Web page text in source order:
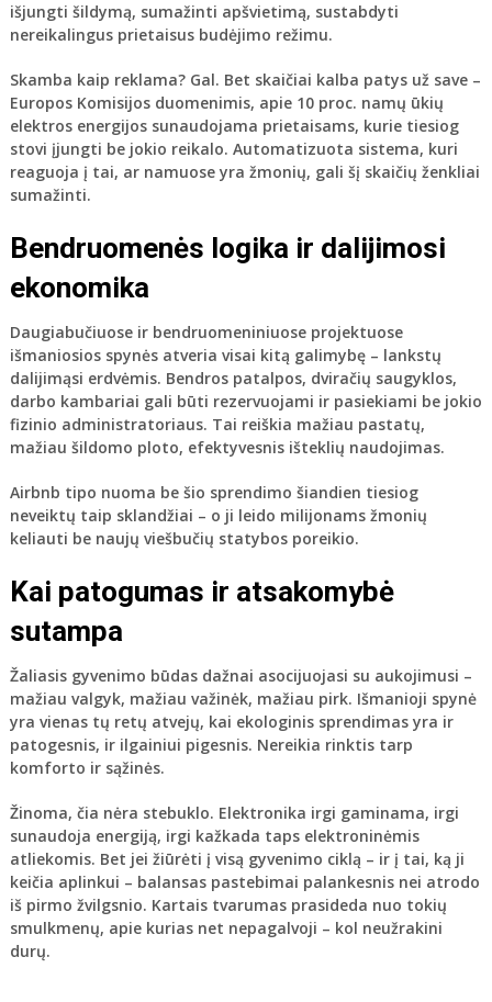
išjungti šildymą, sumažinti apšvietimą, sustabdyti
nereikalingus prietaisus budėjimo režimu.
Skamba kaip reklama? Gal. Bet skaičiai kalba patys už save –
Europos Komisijos duomenimis, apie 10 proc. namų ūkių
elektros energijos sunaudojama prietaisams, kurie tiesiog
stovi įjungti be jokio reikalo. Automatizuota sistema, kuri
reaguoja į tai, ar namuose yra žmonių, gali šį skaičių ženkliai
sumažinti.
Bendruomenės logika ir dalijimosi
ekonomika
Daugiabučiuose ir bendruomeniniuose projektuose
išmaniosios spynės atveria visai kitą galimybę – lankstų
dalijimąsi erdvėmis. Bendros patalpos, dviračių saugyklos,
darbo kambariai gali būti rezervuojami ir pasiekiami be jokio
fizinio administratoriaus. Tai reiškia mažiau pastatų,
mažiau šildomo ploto, efektyvesnis išteklių naudojimas.
Airbnb tipo nuoma be šio sprendimo šiandien tiesiog
neveiktų taip sklandžiai – o ji leido milijonams žmonių
keliauti be naujų viešbučių statybos poreikio.
Kai patogumas ir atsakomybė
sutampa
Žaliasis gyvenimo būdas dažnai asocijuojasi su aukojimusi –
mažiau valgyk, mažiau važinėk, mažiau pirk. Išmanioji spynė
yra vienas tų retų atvejų, kai ekologinis sprendimas yra ir
patogesnis, ir ilgainiui pigesnis. Nereikia rinktis tarp
komforto ir sąžinės.
Žinoma, čia nėra stebuklo. Elektronika irgi gaminama, irgi
sunaudoja energiją, irgi kažkada taps elektroninėmis
atliekomis. Bet jei žiūrėti į visą gyvenimo ciklą – ir į tai, ką ji
keičia aplinkui – balansas pastebimai palankesnis nei atrodo
iš pirmo žvilgsnio. Kartais tvarumas prasideda nuo tokių
smulkmenų, apie kurias net nepagalvoji – kol neužrakini
durų.